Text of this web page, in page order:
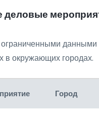
деловые
ограниченными
в окружающих городах.
Город